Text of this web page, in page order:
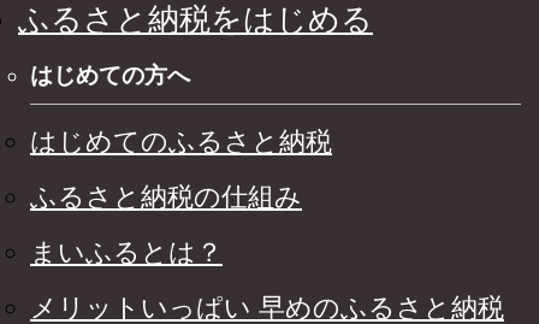
ふるさと納税をはじめる
はじめての方へ
はじめてのふるさと納税
ふるさと納税の仕組み
まいふるとは？
メリットいっぱい 早めのふるさと納税